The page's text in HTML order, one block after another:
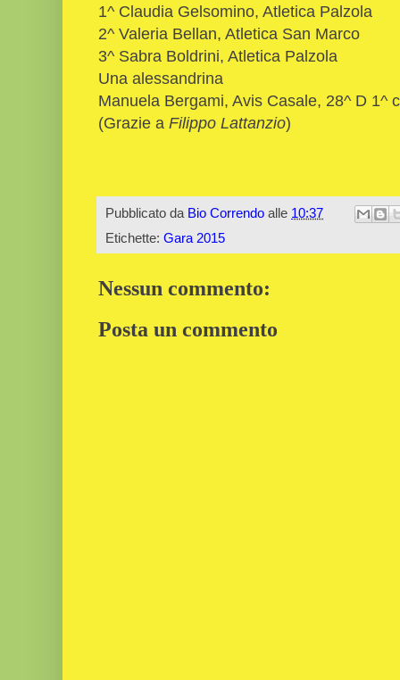
1^ Claudia Gelsomino, Atletica Palzola
2^ Valeria Bellan, Atletica San Marco
3^ Sabra Boldrini, Atletica Palzola
Una alessandrina
Manuela Bergami, Avis Casale, 28^ D 1^
(Grazie a Filippo Lattanzio)
Pubblicato da Bio Correndo alle 10:37
Etichette: Gara 2015
Nessun commento:
Posta un commento